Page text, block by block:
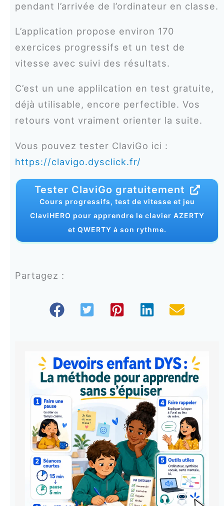
pendant l’arrivée de l’ordinateur en classe.
L’application propose environ 170
exercices progressifs et un test de
vitesse avec suivi des résultats.
C’est un une applilcation en test gratuite,
déjà utilisable, encore perfectible. Vos
retours vont vraiment orienter la suite.
Vous pouvez tester ClaviGo ici :
https://clavigo.dysclick.fr/
Tester ClaviGo gratuitement
Cours progressifs, test de vitesse et jeu
ClaviHERO pour apprendre le clavier AZERTY
et QWERTY à son rythme.
Partagez :